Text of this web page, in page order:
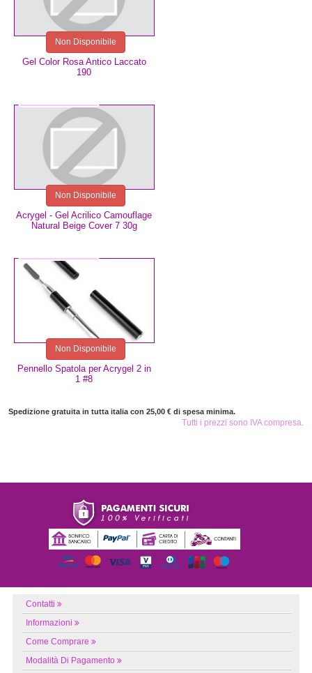
Gel Color Rosa Antico Laccato
190
Non Disponibile
Acrygel - Gel Acrilico Camouflage
Natural Beige Cover 7 30g
Non Disponibile
Pennello Spatola per Acrygel 2 in
1 #8
Non Disponibile
Spedizione gratuita in tutta italia con 25,00 € di spesa minima.
Tutti i prezzi sono IVA compresa.
Contatti
Informazioni
Come Comprare
Modalità Di Pagamento